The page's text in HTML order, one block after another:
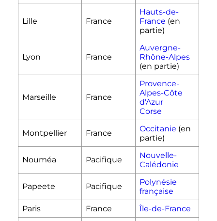
Lille France
Hauts-de-
France (en
partie)
Lyon France
Auvergne-
Rhône-Alpes
(en partie)
Marseille France
Provence-
Alpes-Côte
d'Azur
Corse
Montpellier France Occitanie (en
partie)
Nouméa Pacifique
Nouvelle-
Calédonie
Papeete Pacifique
Polynésie
française
Paris
France Île-de-France